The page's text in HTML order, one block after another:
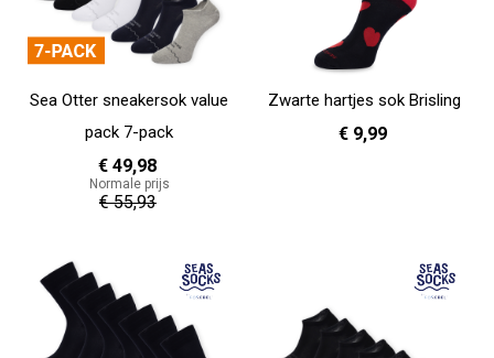
Sea Otter sneakersok value
pack 7-pack
€ 49,98
Normale prijs
€ 55,93
In Winkelwagen
Zwarte hartjes sok Brisling
€ 9,99